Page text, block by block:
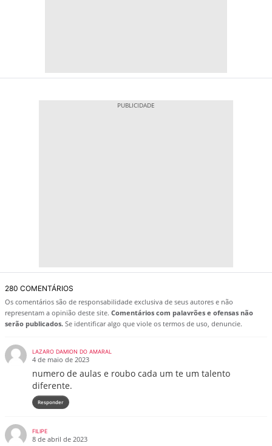
280 COMENTÁRIOS
Os comentários são de responsabilidade exclusiva de seus autores e não
representam a opinião deste site. Comentários com palavrões e ofensas não
serão publicados. Se identificar algo que viole os termos de uso, denuncie.
LAZARO DAMION DO AMARAL
4 de maio de 2023
numero de aulas e roubo cada um te um talento
diferente.
Responder
FILIPE
8 de abril de 2023